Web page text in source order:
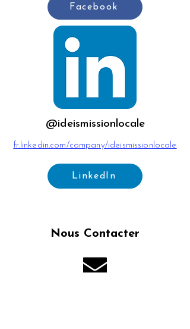
Facebook
@ideismissionlocale
fr.linkedin.com/company/ideismissionlocale
LinkedIn
Nous Contacter